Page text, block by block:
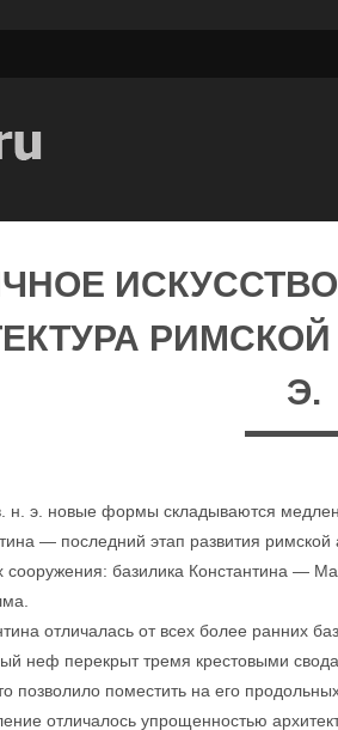
Э.
н. э. новые формы складываются
— последний этап развития римской
сооружения: базилика Константина —
отличалась от всех более ранних
неф перекрыт тремя крестовыми
позволило поместить на его
отличалось упрощенностью